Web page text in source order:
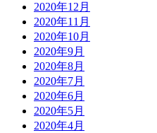
2020年12月
2020年11月
2020年10月
2020年9月
2020年8月
2020年7月
2020年6月
2020年5月
2020年4月